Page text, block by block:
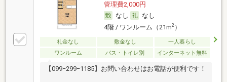
管理費2,000円
なし
なし
4階 / ワンルーム（21m2）
礼金なし 敷金なし
一人暮らし
ワンルーム
バス・トイレ別 インターネット無料
【099−299−1185】お問い合わせはお電話が便利です！